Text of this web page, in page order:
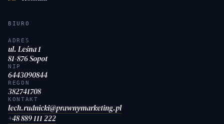
BIURO
ADRES
ul. Leśna 1
81-876 Sopot
NIP
6443090844
REGON
382741708
KONTAKT
lech.rudnicki@prawnymarketing.pl
+48 889 111 222